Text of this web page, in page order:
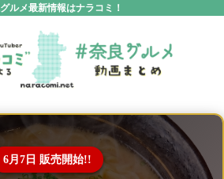
ルメ最新情報はナラコミ！
6月7日 販売開始!!